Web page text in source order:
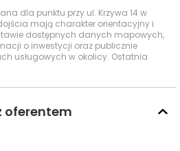
/
PKM 2,
POLREGIO
679 m
163, 164,
dla punktu przy ul. Krzywa 14 w
mają charakter orientacyjny i
dostępnych danych mapowych,
o inwestycji oraz publicznie
usługowych w okolicy. Ostatnia
oferentem